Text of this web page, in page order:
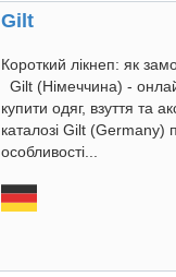
Gilt
Короткий лікнеп: як
Gilt (Німеччина) -
купити одяг, взуття та
каталозі Gilt
особливості...